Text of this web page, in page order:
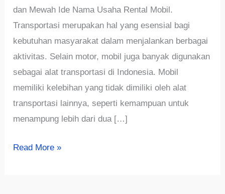
dan Mewah Ide Nama Usaha Rental Mobil.
Transportasi merupakan hal yang esensial bagi
kebutuhan masyarakat dalam menjalankan berbagai
aktivitas. Selain motor, mobil juga banyak digunakan
sebagai alat transportasi di Indonesia. Mobil
memiliki kelebihan yang tidak dimiliki oleh alat
transportasi lainnya, seperti kemampuan untuk
menampung lebih dari dua […]
√775+
Read More »